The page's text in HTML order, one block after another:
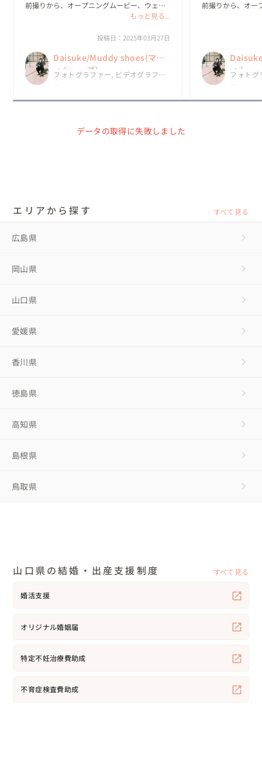
前撮りから、オープニングムービー、ウェル
カムボードの作成本当にありがとうございま
オープニングムービーとウェルカムボードの
好評でした🙆‍♂️
嫁がだいすけさんに頼ん...
もっと見る...
投稿日：2025年03月27日
Daisuke/Muddy shoes(マデ
ィシューズ)
フォトグラファー, ビデオグラファ
前撮りから、オー
好評でした🙆‍♂️
嫁がだいすけさん
ィシュ
フォトグ
データの取得に失敗しました
エリアから探す すべて見る
広島県
岡山県
山口県
愛媛県
香川県
徳島県
高知県
島根県
鳥取県
山口県の結婚・出産支援制度 すべて見る
婚活支援
オリジナル婚姻届
特定不妊治療費助成
不育症検査費助成